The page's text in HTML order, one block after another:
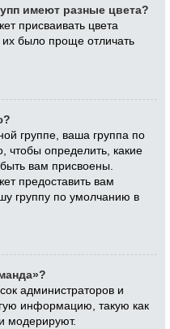
имеют разные цвета?
присваивать цвета
их было проще отличать
группе, ваша группа по
чтобы определить, какие
вам присвоены.
предоставить вам
группу по умолчанию в
администраторов и
информацию, такую как
модерируют.